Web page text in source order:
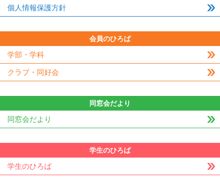
個人情報保護方針
会員のひろば
学部・学科
クラブ・同好会
同窓会だより
同窓会だより
学生のひろば
学生のひろば